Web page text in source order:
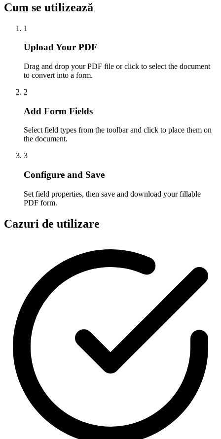
Cum se utilizează
1
Upload Your PDF
Drag and drop your PDF file or click to select the document
to convert into a form.
2
Add Form Fields
Select field types from the toolbar and click to place them on
the document.
3
Configure and Save
Set field properties, then save and download your fillable
PDF form.
Cazuri de utilizare